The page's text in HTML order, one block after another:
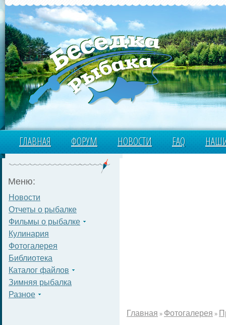
ГЛАВНАЯ ФОРУМ НОВОСТИ FAQ
Меню:
Новости
Отчеты о рыбалке
Фильмы о рыбалке
Кулинария
Фотогалерея
Библиотека
Каталог файлов
Зимняя рыбалка
Разное
Главная » Фотогалерея »